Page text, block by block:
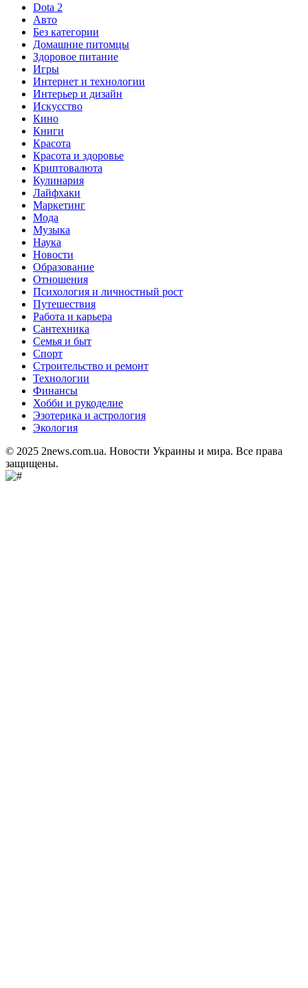
Dota 2
Авто
Без категории
Домашние питомцы
Здоровое питание
Игры
Интернет и технологии
Интерьер и дизайн
Искусство
Кино
Книги
Красота
Красота и здоровье
Криптовалюта
Кулинария
Лайфхаки
Маркетинг
Мода
Музыка
Наука
Новости
Образование
Отношения
Психология и личностный рост
Путешествия
Работа и карьера
Сантехника
Семья и быт
Спорт
Строительство и ремонт
Технологии
Финансы
Хобби и рукоделие
Эзотерика и астрология
Экология
© 2025 2news.com.ua. Новости Украины и мира. Все права
защищены.